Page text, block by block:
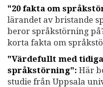
"20 fakta om
lärandet av bristande
beror språkstörning
korta fakta om
"Värdefullt med
språkstörning": Här
studie från Uppsala